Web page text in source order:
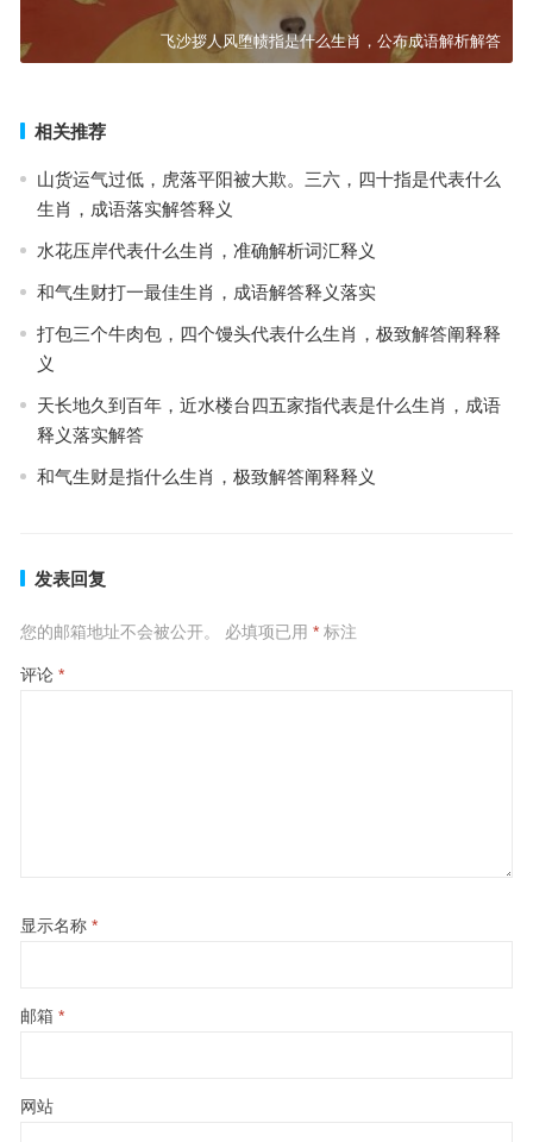
飞沙拶人风堕帻指是什么生肖，公布成语解析解答
相关推荐
山货运气过低，虎落平阳被大欺。三六，四十指是代表什么
生肖，成语落实解答释义
水花压岸代表什么生肖，准确解析词汇释义
和气生财打一最佳生肖，成语解答释义落实
打包三个牛肉包，四个馒头代表什么生肖，极致解答阐释释
义
天长地久到百年，近水楼台四五家指代表是什么生肖，成语
释义落实解答
和气生财是指什么生肖，极致解答阐释释义
发表回复
您的邮箱地址不会被公开。 必填项已用 *标注
评论 *
显示名称 *
邮箱 *
网站